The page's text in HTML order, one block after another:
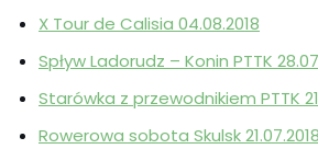
X Tour de Calisia 04.08.2018
Spływ Ladorudz – Konin PTTK
Starówka z przewodnikiem PTTK
Rowerowa sobota Skulsk 21.07.2018